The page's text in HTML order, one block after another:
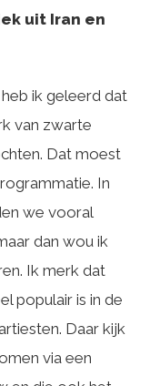
uit Iran en
ik geleerd dat
van zwarte
Dat moest
In
we vooral
dan wou ik
Ik merk dat
populair is in de
Daar kijk
via een